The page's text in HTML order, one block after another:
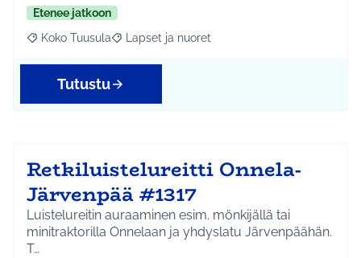
Etenee jatkoon
Rajaa tulokset aihepiirin mukaan: Koko Tuusula
Koko Tuusula Rajaa tulokset teeman mukaan: Lapset ja
Lapset ja nuoret
Tutustu
Retkiluistelureitti Onnela-
Järvenpää #1317
Luistelureitin auraaminen esim. mönkijällä tai
minitraktorilla Onnelaan ja yhdyslatu Järvenpäähän.
T…